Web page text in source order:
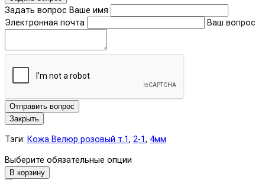
Задать вопрос Ваше имя
Электронная почта
Ваш вопрос
Отправить вопрос
Закрыть
Тэги: Кожа Велюр розовый т.1, 2-1, 4мм
Выберите обязательные опции
В корзину